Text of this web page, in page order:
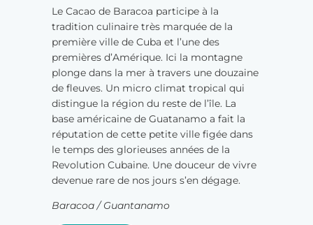
Le Cacao de Baracoa participe à la
tradition culinaire très marquée de la
première ville de Cuba et l’une des
premières d’Amérique. Ici la montagne
plonge dans la mer à travers une douzaine
de fleuves. Un micro climat tropical qui
distingue la région du reste de l’île. La
base américaine de Guatanamo a fait la
réputation de cette petite ville figée dans
le temps des glorieuses années de la
Revolution Cubaine. Une douceur de vivre
devenue rare de nos jours s’en dégage.
Baracoa / Guantanamo